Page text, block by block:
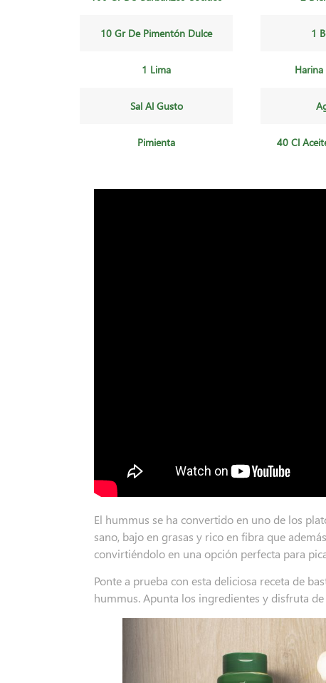
10 Gr De Pimentón Dulce
1 Lima
Sal Al Gusto
Pimienta
1
40 Cl
El hummus se ha convertido en uno de los
sano, bajo en grasas y rico en fibra que
convirtiéndolo en una opción perfecta para
Ponte a prueba con esta deliciosa receta de
hummus. Apunta los ingredientes y disfruta